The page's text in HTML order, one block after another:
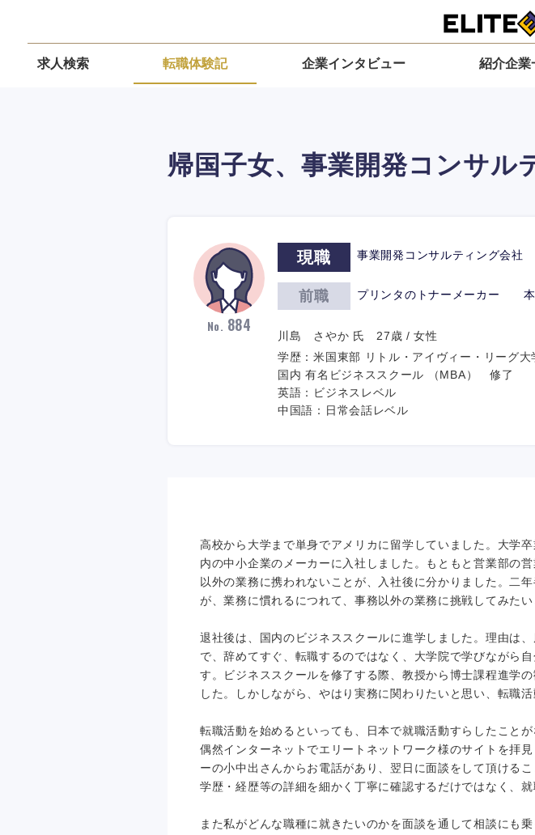
求人検索 転職体験記 企業インタビュー 紹介企業
帰国子女、事業開発コンサル
No. 884
現職 事業開発コンサルティング
前職 プリンタのトナーメーカ
川島 さやか 氏 27歳 / 女性
学歴：米国東部 リトル・アイヴィー・リーグ
国内 有名ビジネススクール （MBA） 修了
英語：ビジネスレベル
中国語：日常会話レベル
高校から大学まで単身でアメリカに留学していました。大学
内の中小企業のメーカーに入社しました。もともと営業部の
以外の業務に携われないことが、入社後に分かりました。二
が、業務に慣れるにつれて、事務以外の業務に挑戦してみた
退社後は、国内のビジネススクールに進学しました。理由は
で、辞めてすぐ、転職するのではなく、大学院で学びながら
す。ビジネススクールを修了する際、教授から博士課程進学
した。しかしながら、やはり実務に関わりたいと思い、転職活
転職活動を始めるといっても、日本で就職活動すらしたこと
偶然インターネットでエリートネットワーク様のサイトを拝
ーの小中出さんからお電話があり、翌日に面談をして頂ける
学歴・経歴等の詳細を細かく丁寧に確認するだけではなく、
また私がどんな職種に就きたいのかを面談を通して相談にも